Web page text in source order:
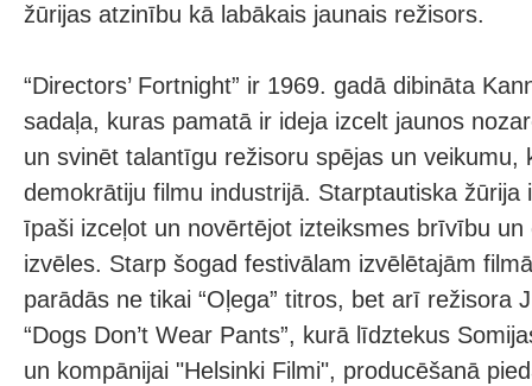
žūrijas atzinību kā labākais jaunais režisors.
“Directors’ Fortnight” ir 1969. gadā dibināta
sadaļa, kuras pamatā ir ideja izcelt jaunos
un svinēt talantīgu režisoru spējas un veikumu,
demokrātiju filmu industrijā. Starptautiska žūrija
īpaši izceļot un novērtējot izteiksmes brīvību
izvēles. Starp šogad festivālam izvēlētajām
parādās ne tikai “Oļega” titros, bet arī režisora
“Dogs Don’t Wear Pants”, kurā līdztekus
un kompānijai "Helsinki Filmi", producēšanā